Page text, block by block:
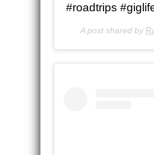
#roadtrips
A post shared by